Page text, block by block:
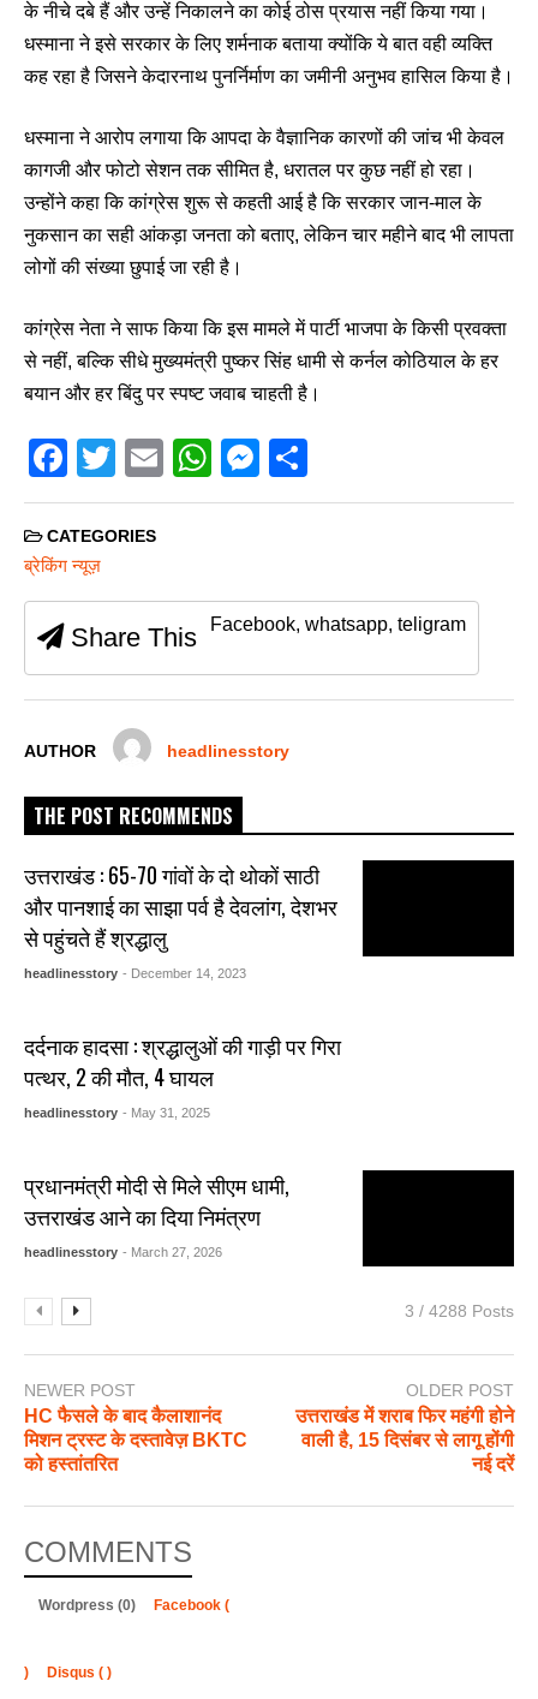
के नीचे दबे हैं और उन्हें निकालने का कोई ठोस प्रयास नहीं किया गया।
धस्माना ने इसे सरकार के लिए शर्मनाक बताया क्योंकि ये बात वही व्यक्ति
कह रहा है जिसने केदारनाथ पुनर्निर्माण का जमीनी अनुभव हासिल किया है।
धस्माना ने आरोप लगाया कि आपदा के वैज्ञानिक कारणों की जांच भी केवल
कागजी और फोटो सेशन तक सीमित है, धरातल पर कुछ नहीं हो रहा।
उन्होंने कहा कि कांग्रेस शुरू से कहती आई है कि सरकार जान-माल के
नुकसान का सही आंकड़ा जनता को बताए, लेकिन चार महीने बाद भी लापता
लोगों की संख्या छुपाई जा रही है।
कांग्रेस नेता ने साफ किया कि इस मामले में पार्टी भाजपा के किसी प्रवक्ता
से नहीं, बल्कि सीधे मुख्यमंत्री पुष्कर सिंह धामी से कर्नल कोठियाल के हर
बयान और हर बिंदु पर स्पष्ट जवाब चाहती है।
F
a
c
e
b
o
o
T
wi
tt
E
m
W
h
A
p
M
e
n
er
h
CATEGORIES
ब्रेकिंग न्यूज़
Share This Facebook, whatsapp, teligram
AUTHOR headlinesstory
THE POST RECOMMENDS
उत्तराखंड : 65-70 गांवों के दो थोकों साठी
और पानशाई का साझा पर्व है देवलांग, देशभर
से पहुंचते हैं श्रद्धालु
headlinesstory - December 14, 2023
दर्दनाक हादसा : श्रद्धालुओं की गाड़ी पर गिरा
पत्थर, 2 की मौत, 4 घायल
headlinesstory - May 31, 2025
प्रधानमंत्री मोदी से मिले सीएम धामी,
उत्तराखंड आने का दिया निमंत्रण
headlinesstory - March 27, 2026
3 / 4288 Posts
NEWER POST
HC फैसले के बाद कैलाशानंद
मिशन ट्रस्ट के दस्तावेज़ BKTC
को हस्तांतरित
OLDER POST
उत्तराखंड में शराब फिर महंगी होने
वाली है, 15 दिसंबर से लागू होंगी
नई दरें
COMMENTS
Wordpress (0) Facebook (
) Disqus ( )